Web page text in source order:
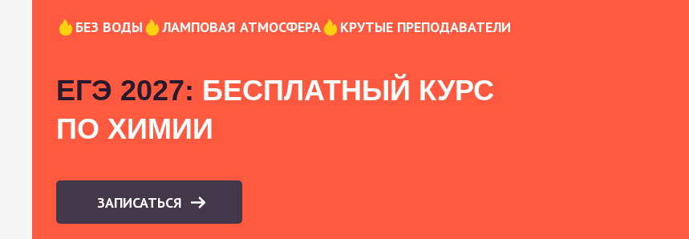
БЕЗ ВОДЫ ЛАМПОВАЯ АТМОСФЕРА КРУТЫЕ ПРЕПОДАВАТЕЛИ
ЕГЭ 2027: БЕСПЛАТНЫЙ КУРС
ПО ХИМИИ
ЗАПИСАТЬСЯ